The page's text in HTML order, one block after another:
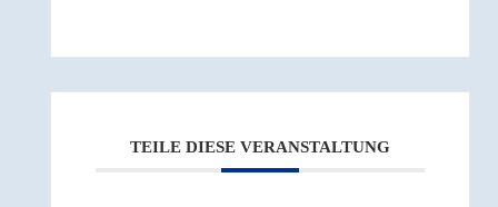
TEILE DIESE VERANSTALTUNG